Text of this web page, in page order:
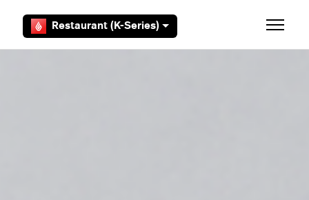
Restaurant (K-Series) Ouvrir/